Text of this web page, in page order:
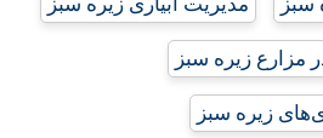
مدیریت آبیاری زیره سبز
مزارع زیره سبز
زیره سبز